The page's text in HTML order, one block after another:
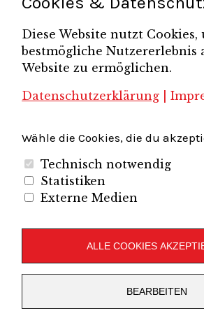
Brandenburg-Berlin
Unternehmerverband Sachsen e.V.
Unternehmervereinigung Uckermark e.V.
Wirtschaftshof Spandau e.V.
Unternehmerverband
Folgen Sie uns auf
LinkedInInstagram
Slideshare
Diese Website nutzt Cookies,
bestmögliche Nutzererlebnis
Website zu ermöglichen.
Datenschutzerklärung
Wähle die Cookies, die du
Technisch notwendig
Statistiken
Externe Medien
ALLE COOKIES
BEARBEITEN